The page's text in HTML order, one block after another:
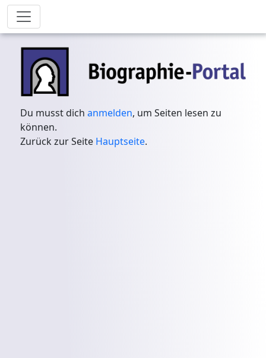
Du musst dichanmelden, um Seiten lesen zu
können.
Zurück zur Seite Hauptseite.